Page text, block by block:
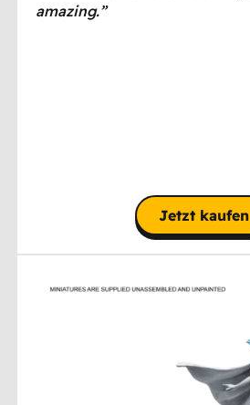
amazing.”
Jetzt kaufen